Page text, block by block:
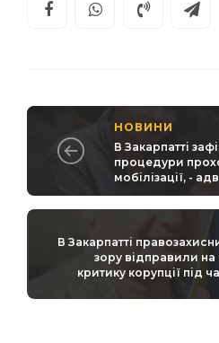
НОВИНИ
В Закарпатті
процедури
мобілізації, -
В Закарпатті
зору відправили на
критику корупції під